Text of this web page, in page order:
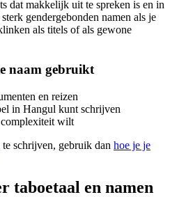
dat makkelijk uit te spreken is en in
gendergebonden namen als je
als titels of als gewone
naam gebruikt
en reizen
in Hangul kunt schrijven
complexiteit wilt
schrijven, gebruik dan hoe je je
taboetaal en namen